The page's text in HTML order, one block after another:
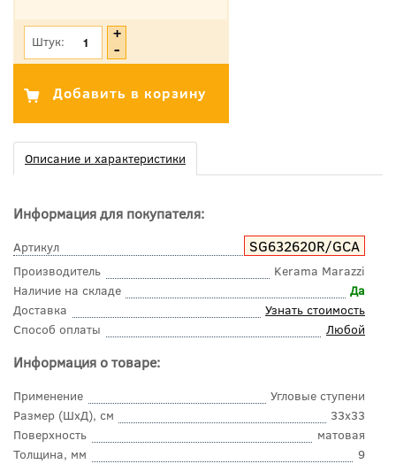
Штук:
Описание и характеристики
Информация для покупателя:
Артикул SG632620R/GCA
Производитель
Kerama Marazzi
Наличие на складе
Да
Доставка
Узнать стоимость
Способ оплаты
Любой
Информация о товаре:
Применение
Угловые ступени
Размер (ШхД), см
33x33
Поверхность
матовая
Толщина, мм
9